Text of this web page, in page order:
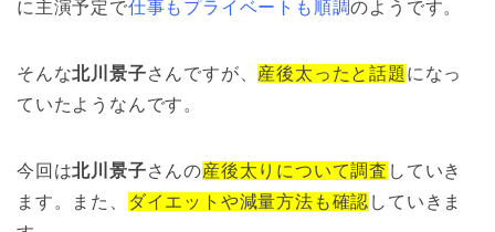
に主演予定で仕事もプライベートも順調のようです。
そんな北川景子さんですが、 産後太ったと話題 になっ
ていたようなんです。
今回は北川景子さんの産後太りについて調査 していき
ます。また、
ダイエットや減量方法も確認 していきま